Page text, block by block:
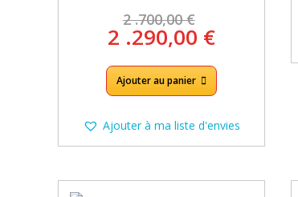
2 .700,00€ prix
initial
était :
2
.700,00 €.
2 .290,00 €Le
actuel
est :
.290,00 €.
Ajouter au panier
Ajouter à ma liste d'envies